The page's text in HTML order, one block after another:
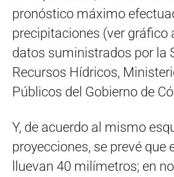
pronóstico máximo
precipitaciones (ver gráfico
datos suministrados por la
Recursos Hídricos,
Públicos del Gobierno de
Y, de acuerdo al mismo
proyecciones, se prevé que
lluevan 40 milímetros; en